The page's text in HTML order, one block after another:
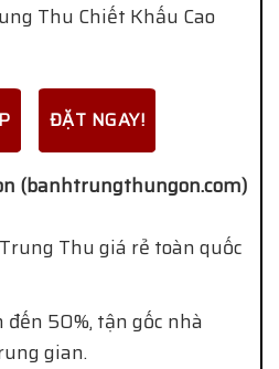
Thu Chiết Khấu Cao
ĐẶT NGAY!
(banhtrungthungon.com)
Thu giá rẻ toàn quốc
đến 50%, tận gốc nhà
gian.